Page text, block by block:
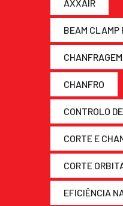
AXXAIR
BEAM CLAMP
CHANFRAGEM
CHANFRO
CONTROLO
CORTE E
CORTE
EFICIÊNCIA